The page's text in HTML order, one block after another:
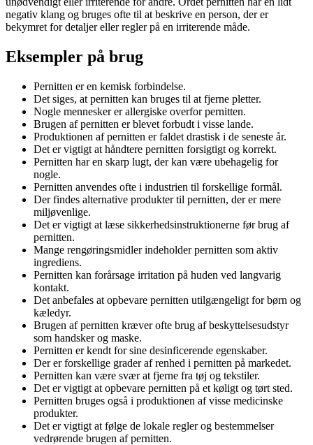
negativ klang og bruges ofte til at beskrive en person, der er
bekymret for detaljer eller regler på en irriterende måde.
Eksempler på brug
Pernitten er en kemisk forbindelse.
Det siges, at pernitten kan bruges til at fjerne pletter.
Nogle mennesker er allergiske overfor pernitten.
Brugen af pernitten er blevet forbudt i visse lande.
Produktionen af pernitten er faldet drastisk i de seneste år.
Det er vigtigt at håndtere pernitten forsigtigt og korrekt.
Pernitten har en skarp lugt, der kan være ubehagelig for
nogle.
Pernitten anvendes ofte i industrien til forskellige formål.
Der findes alternative produkter til pernitten, der er mere
miljøvenlige.
Det er vigtigt at læse sikkerhedsinstruktionerne før brug af
pernitten.
Mange rengøringsmidler indeholder pernitten som aktiv
ingrediens.
Pernitten kan forårsage irritation på huden ved langvarig
kontakt.
Det anbefales at opbevare pernitten utilgængeligt for børn og
kæledyr.
Brugen af pernitten kræver ofte brug af beskyttelsesudstyr
som handsker og maske.
Pernitten er kendt for sine desinficerende egenskaber.
Der er forskellige grader af renhed i pernitten på markedet.
Pernitten kan være svær at fjerne fra tøj og tekstiler.
Det er vigtigt at opbevare pernitten på et køligt og tørt sted.
Pernitten bruges også i produktionen af visse medicinske
produkter.
Det er vigtigt at følge de lokale regler og bestemmelser
vedrørende brugen af pernitten.